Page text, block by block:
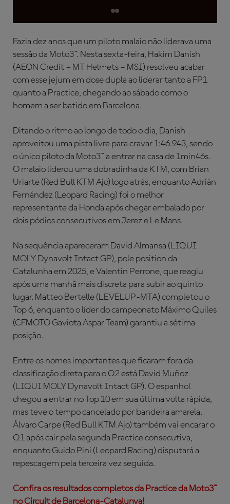
Fazia dez anos que um piloto malaio não liderava uma
sessão da Moto3™. Nesta sexta-feira, Hakim Danish
(AEON Credit – MT Helmets – MSI) resolveu acabar
com esse jejum em dose dupla ao liderar tanto a FP1
quanto a Practice, chegando ao sábado como o
homem a ser batido em Barcelona.
Ditando o ritmo ao longo de todo o dia, Danish
aproveitou uma pista livre para cravar 1:46.943, sendo
o único piloto da Moto3™ a entrar na casa de 1min46s.
O malaio liderou uma dobradinha da KTM, com Brian
Uriarte (Red Bull KTM Ajo) logo atrás, enquanto Adrián
Fernández (Leopard Racing) foi o melhor
representante da Honda após chegar embalado por
dois pódios consecutivos em Jerez e Le Mans.
Na sequência apareceram David Almansa (LIQUI
MOLY Dynavolt Intact GP), pole position da
Catalunha em 2025, e Valentin Perrone, que reagiu
após uma manhã mais discreta para subir ao quinto
lugar. Matteo Bertelle (LEVELUP-MTA) completou o
Top 6, enquanto o líder do campeonato Máximo Quiles
(CFMOTO Gaviota Aspar Team) garantiu a sétima
posição.
Entre os nomes importantes que ficaram fora da
classificação direta para o Q2 está David Muñoz
(LIQUI MOLY Dynavolt Intact GP). O espanhol
chegou a entrar no Top 10 em sua última volta rápida,
mas teve o tempo cancelado por bandeira amarela.
Álvaro Carpe (Red Bull KTM Ajo) também vai encarar o
Q1 após cair pela segunda Practice consecutiva,
enquanto Guido Pini (Leopard Racing) disputará a
repescagem pela terceira vez seguida.
Confira os resultados completos da Practice da Moto3™
no Circuit de Barcelona-Catalunya!